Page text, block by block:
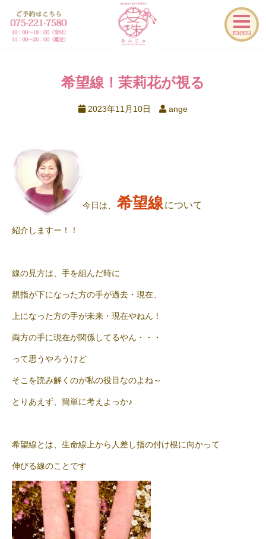
menu
希望線！茉莉花が視る
2023年11月10日 ange
今日は、 希望線について
紹介しますー！！
線の見方は、手を組んだ時に
親指が下になった方の手が過去・現在、
上になった方の手が未来・現在やねん！
両方の手に現在が関係してるやん・・・
って思うやろうけど
そこを読み解くのが私の役目なのよね～
とりあえず、簡単に考えよっか♪
希望線とは、生命線上から人差し指の付け根に向かって
伸びる線のことです